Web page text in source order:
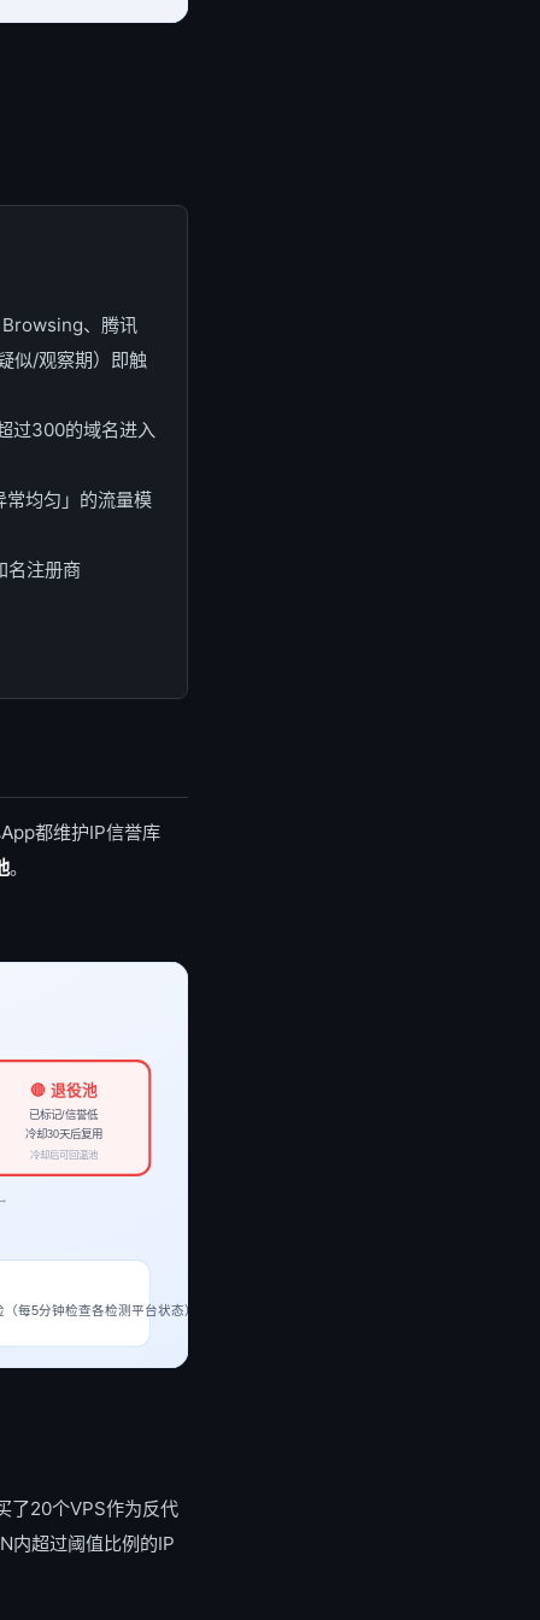
、腾讯
似/观察期）即触
过300的域名进入
均匀」的流量模
名注册商
都维护IP信誉库
。
🔴 退役池
已标记/信誉低
冷却30天后复用
冷却后可回温池
每5分钟检查各检测平台状态）→ 任何平台出现标记→ 自动降级到退役池 ③ 退役池
了20个VPS作为反代
超过阈值比例的IP